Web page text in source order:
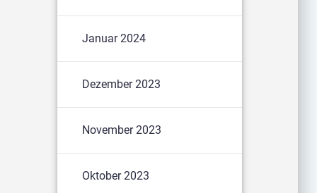
Januar 2024
Dezember 2023
November 2023
Oktober 2023